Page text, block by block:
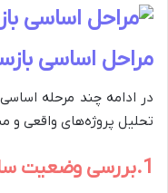
مراحل اساسی
در ادامه چند مرحله
تحلیل پروژه‌های واقعی
1.بررسی وضعیت سازه